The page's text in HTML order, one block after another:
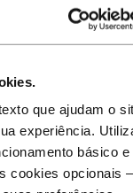
que ajudam o
experiência.
básico e
cookies opcionais
viatura
grades de
o seu design, ao